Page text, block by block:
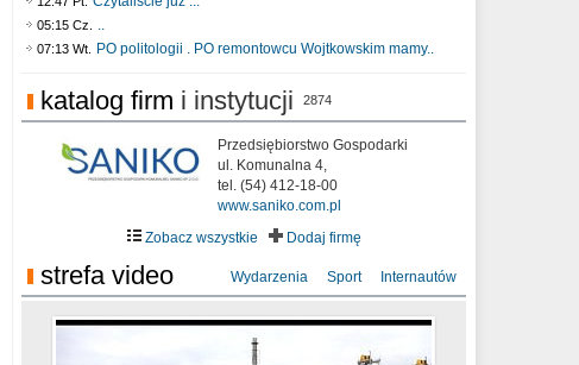
05:15 Cz. ..
07:13 Wt. PO politologii . PO remontowcu Wojtkowskim mamy..
katalog firm i instytucji 2874
Przedsiębiorstwo Gospodarki
ul. Komunalna 4,
tel. (54) 412-18-00
www.saniko.com.pl
Zobacz wszystkie
Dodaj firmę
strefa video Wydarzenia Sport Internautów
Ni To Ponk - W oczach mamy strach
sixf33t .Last Year DRONE FOOTAGE
Włocławek
XXIII Sesja Rady Miasta Włocławek VIII
kadencji w dniu 09.06.2020 r.